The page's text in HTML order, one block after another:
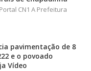
CN1 A Prefeitura
pavimentação de 8
e o povoado
Vídeo